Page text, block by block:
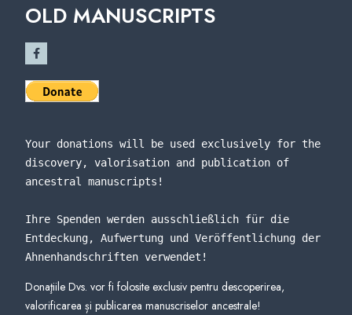
OLD MANUSCRIPTS
Your donations will be used exclusively for the
discovery, valorisation and publication of
ancestral manuscripts!
Ihre Spenden werden ausschließlich für die
Entdeckung, Aufwertung und Veröffentlichung der
Ahnenhandschriften verwendet !
Donaţiile Dvs. vor fi folosite exclusiv pentru descoperirea,
valorificarea și publicarea manuscriselor ancestrale!